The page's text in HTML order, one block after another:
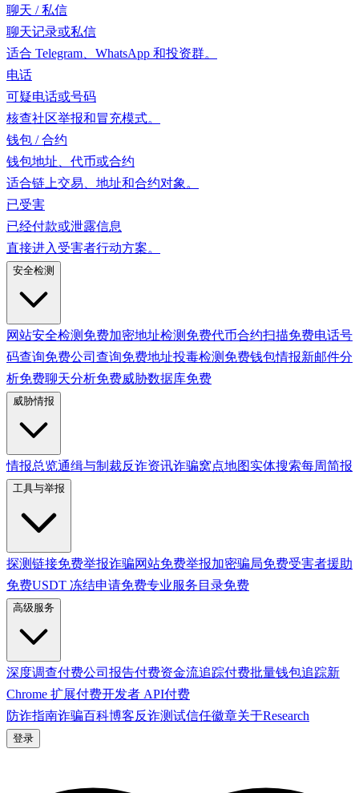
聊天 / 私信
聊天记录或私信
适合 Telegram、WhatsApp 和投资群。
电话
可疑电话或号码
核查社区举报和冒充模式。
钱包 / 合约
钱包地址、代币或合约
适合链上交易、地址和合约对象。
已受害
已经付款或泄露信息
直接进入受害者行动方案。
安全检测
网站安全检测 免费加密地址检测 免费代币合约扫描免费电话号
码查询免费公司查询免费地址投毒检测 免费钱包情报新邮件分
析免费聊天分析免费威胁数据库免费
威胁情报
情报总览通缉与制裁反诈资讯诈骗窝点地图实体搜索每周简报
工具与举报
探测链接免费举报诈骗网站免费举报加密骗局免费受害者援助
免费USDT 冻结申请免费专业服务目录免费
高级服务
深度调查付费公司报告付费资金流追踪付费批量钱包追踪新
Chrome 扩展付费开发者 API付费
防诈指南诈骗百科博客反诈测试信任徽章关于Research
登录